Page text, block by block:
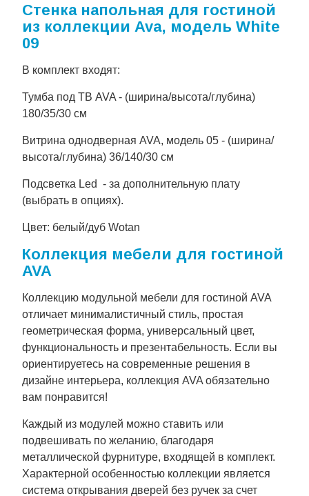
Стенка напольная для гостиной
из коллекции Ava, модель White
09
В комплект входят:
Тумба под ТВ AVA - (ширина/высота/глубина)
180/35/30 см
Витрина однодверная AVA, модель 05 - (ширина/
высота/глубина) 36/140/30 см
Подсветка Led - за дополнительную плату
(выбрать в опциях).
Цвет: белый/дуб Wotan
Коллекция мебели для гостиной
AVA
Коллекцию модульной мебели для гостиной AVA
отличает минималистичный стиль, простая
геометрическая форма, универсальный цвет,
функциональность и презентабельность. Если вы
ориентируетесь на современные решения в
дизайне интерьера, коллекция AVA обязательно
вам понравится!
Каждый из модулей можно ставить или
подвешивать по желанию, благодаря
металлической фурнитуре, входящей в комплект.
Характерной особенностью коллекции является
система открывания дверей без ручек за счет